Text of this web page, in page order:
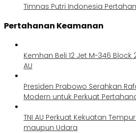
Timnas Putri Indonesia
Pertahanan Keamanan
Kemhan Beli 12 Jet M-346 Block
AU
Presiden Prabowo Serahkan
Modern untuk Perkuat
TNI AU Perkuat Kekuatan
maupun Udara